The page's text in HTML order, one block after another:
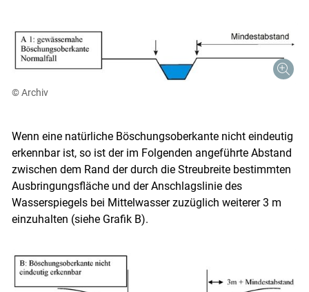
© Archiv
Wenn eine natürliche Böschungsoberkante nicht eindeutig
erkennbar ist, so ist der im Folgenden angeführte Abstand
zwischen dem Rand der durch die Streubreite bestimmten
Ausbringungsfläche und der Anschlagslinie des
Wasserspiegels bei Mittelwasser zuzüglich weiterer 3 m
einzuhalten (siehe Grafik B).